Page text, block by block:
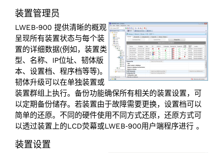
装置管理员
LWEB‑900 提供清晰的概观
呈现所有装置状态与每个装
置的详细数据(例如，装置类
型、名称、IP位址、韧体版
本、设置档、程序档等等)。
韧体升级可以在单独装置或
装置群组上执行。备份功能确保所有相关的装置设置，可
以定期备份储存。若装置由于故障需要更换，设置档可以
简单的还原。不同的硬件使用不同方式还原，还原方式可
以透过装置上的LCD荧幕或LWEB‑900用户端程序进行 。
装置设置